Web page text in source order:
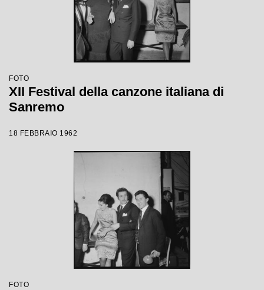
FOTO
XII Festival della canzone italiana di
Sanremo
18 FEBBRAIO 1962
FOTO